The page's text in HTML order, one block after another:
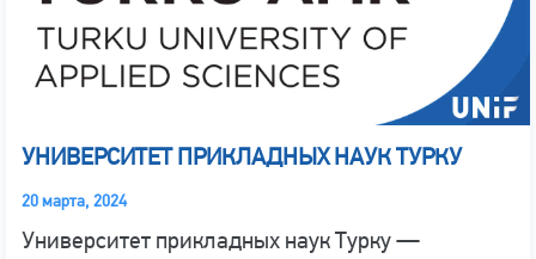
УНИВЕРСИТЕТ ПРИКЛАДНЫХ НАУК ТУРКУ
20 марта, 2024
Университет прикладных наук Турку —